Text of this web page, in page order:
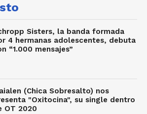
Sisters, la banda formada
4 hermanas adolescentes, debuta
“1.000 mensajes”
(Chica Sobresalto) nos
"Oxitocina", su single dentro
OT 2020